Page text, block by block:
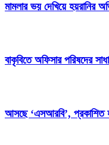
মামলার ভয় দেখিয়ে হয়রানির
বাকৃবিতে অফিসার পরিষদের
আসছে ‘এসআরবি’,